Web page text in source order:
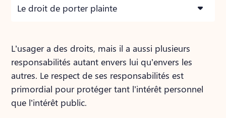
Le droit de porter plainte
L’usager a des droits, mais il a aussi plusieurs
responsabilités autant envers lui qu’envers les
autres. Le respect de ses responsabilités est
primordial pour protéger tant l’intérêt personnel
que l’intérêt public.